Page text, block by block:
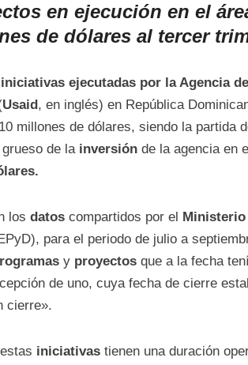
en ejecución en el
de dólares al tercer
iniciativas ejecutadas por la Agencia
Usaid, en inglés) en República
millones de dólares, siendo la partida
de la inversión de la agencia en
los datos compartidos por el
para el periodo de julio a
y proyectos que a la fecha
de uno, cuya fecha de cierre
cierre».
iniciativas tienen una duración